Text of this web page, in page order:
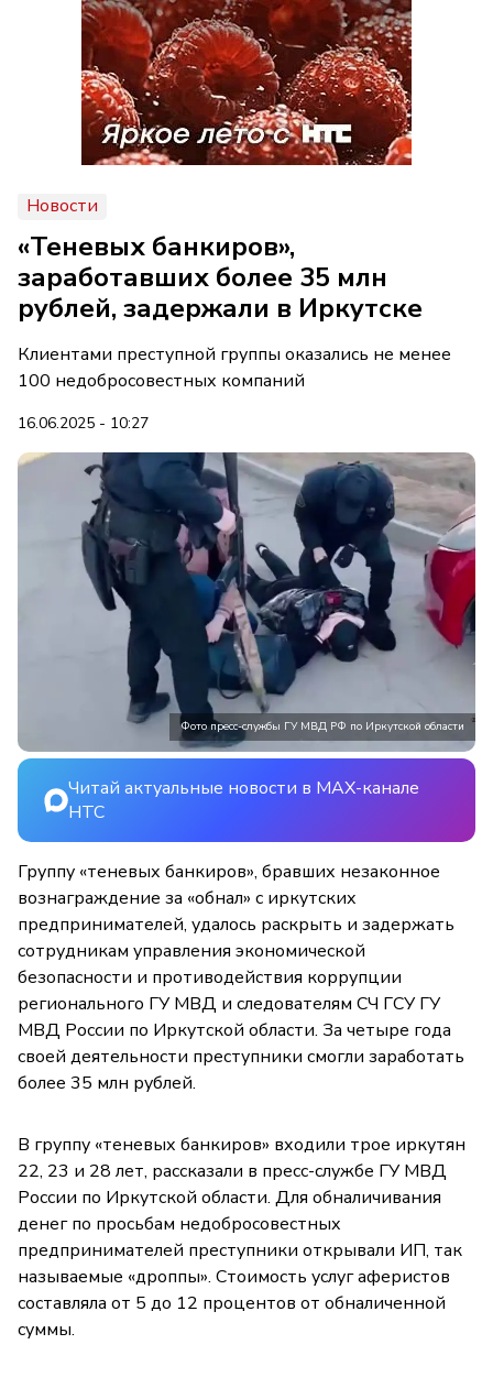
Новости
«Теневых банкиров»,
заработавших более 35 млн
рублей, задержали в Иркутске
Клиентами преступной группы оказались не менее
100 недобросовестных компаний
16.06.2025 - 10:27
Фото пресс-службы ГУ МВД РФ по Иркутской области
Читай актуальные новости в MAX-канале
НТС
Группу «теневых банкиров», бравших незаконное
вознаграждение за «обнал» с иркутских
предпринимателей, удалось раскрыть и задержать
сотрудникам управления экономической
безопасности и противодействия коррупции
регионального ГУ МВД и следователям СЧ ГСУ ГУ
МВД России по Иркутской области. За четыре года
своей деятельности преступники смогли заработать
более 35 млн рублей.
В группу «теневых банкиров» входили трое иркутян
22, 23 и 28 лет, рассказали в пресс-службе ГУ МВД
России по Иркутской области. Для обналичивания
денег по просьбам недобросовестных
предпринимателей преступники открывали ИП, так
называемые «дроппы». Стоимость услуг аферистов
составляла от 5 до 12 процентов от обналиченной
суммы.